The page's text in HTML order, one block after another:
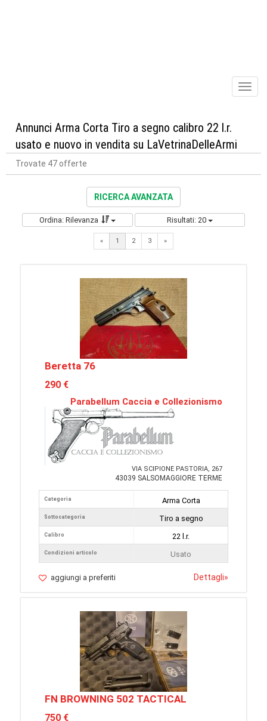
Annunci Arma Corta Tiro a segno calibro 22 l.r.
usato e nuovo in vendita su LaVetrinaDelleArmi
Trovate 47 offerte
RICERCA AVANZATA
Ordina: Rilevanza Risultati: 20
« 1 2 3 »Next
Beretta 76
290 €
Parabellum Caccia e Collezionismo
VIA SCIPIONE PASTORIA, 267
43039 SALSOMAGGIORE TERME
Categoria
Sottocategoria
Calibro
Condizioni articolo
Arma Corta
Tiro a segno
22 l.r.
Usato
aggiungi a preferiti Dettagli»
FN BROWNING 502 TACTICAL
750 €